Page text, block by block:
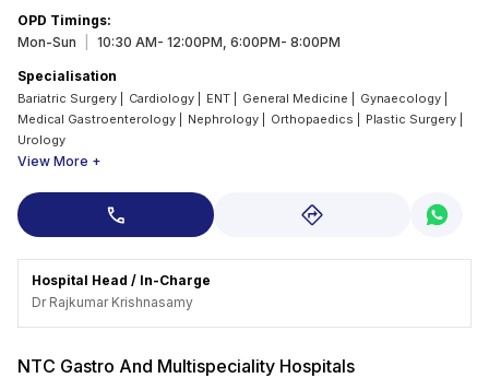
OPD Timings:
Mon-Sun
10:30 AM- 12:00PM, 6:00PM- 8:00PM
Specialisation
Bariatric Surgery Cardiology ENT General Medicine Gynaecology
Medical Gastroenterology
Nephrology Orthopaedics Plastic Surgery
Urology
View More +
Hospital Head / In-Charge
Dr Rajkumar Krishnasamy
NTC Gastro And Multispeciality Hospitals